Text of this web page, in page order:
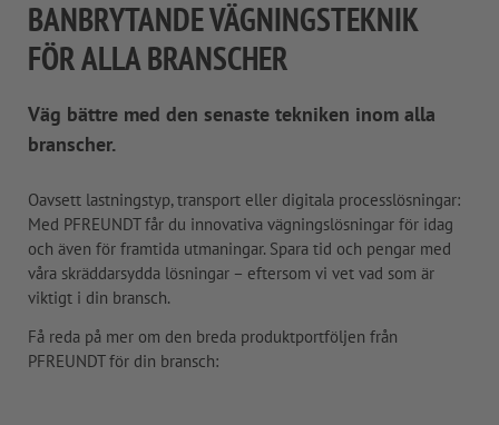
BANBRYTANDE VÄGNINGSTEKNIK
FÖR ALLA BRANSCHER
Väg bättre med den senaste tekniken inom alla
branscher.
Oavsett lastningstyp, transport eller digitala processlösningar:
Med PFREUNDT får du innovativa vägningslösningar för idag
och även för framtida utmaningar. Spara tid och pengar med
våra skräddarsydda lösningar – eftersom vi vet vad som är
viktigt i din bransch.
Få reda på mer om den breda produktportföljen från
PFREUNDT för din bransch: